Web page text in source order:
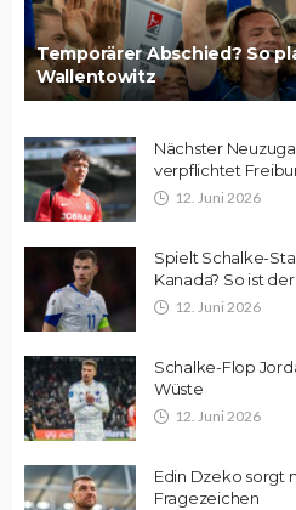
Temporärer Abschied? So
Wallentowitz
Nächster
verpflichtet
12. Juni 2026
Spielt Schalke-
Kanada? So ist
12. Juni 2026
Schalke-Flop
Wüste
12. Juni 2026
Edin Dzeko sorgt
Fragezeichen